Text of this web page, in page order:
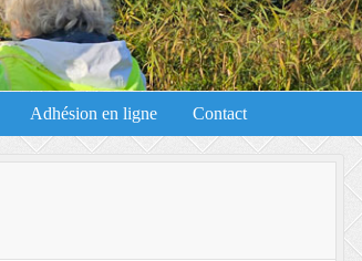
Adhésion en ligne Contact